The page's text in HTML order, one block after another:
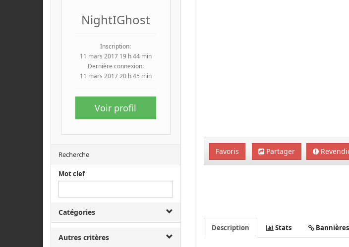
NightIGhost
Inscription:
11 mars 2017 19 h 44 min
Dernière connexion:
11 mars 2017 20 h 45 min
Voir profil
Recherche
Mot clef
Catégories
Autres critères
Favoris Partager
Description Stats Bannières